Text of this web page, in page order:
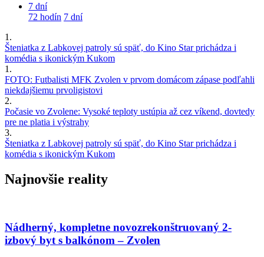
7 dní
72 hodín 7 dní
1.
Šteniatka z Labkovej patroly sú späť, do Kino Star prichádza i
komédia s ikonickým Kukom
1.
FOTO: Futbalisti MFK Zvolen v prvom domácom zápase podľahli
niekdajšiemu prvoligistovi
2.
Počasie vo Zvolene: Vysoké teploty ustúpia až cez víkend, dovtedy
pre ne platia i výstrahy
3.
Šteniatka z Labkovej patroly sú späť, do Kino Star prichádza i
komédia s ikonickým Kukom
Najnovšie reality
Nádherný, kompletne novozrekonštruovaný 2-
izbový byt s balkónom – Zvolen